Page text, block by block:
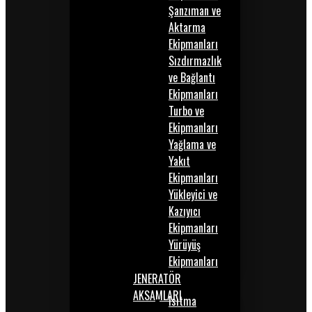
Şanzıman ve
Aktarma
Ekipmanları
Sızdırmazlık
ve Bağlantı
Ekipmanları
Turbo ve
Ekipmanları
Yağlama ve
Yakıt
Ekipmanları
Yükleyici ve
Kazıyıcı
Ekipmanları
Yürüyüş
Ekipmanları
JENERATÖR
AKSAMLARIIsıtma